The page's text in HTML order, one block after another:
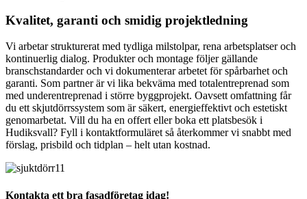
Kvalitet, garanti och smidig projektledning
Vi arbetar strukturerat med tydliga milstolpar, rena arbetsplatser och
kontinuerlig dialog. Produkter och montage följer gällande
branschstandarder och vi dokumenterar arbetet för spårbarhet och
garanti. Som partner är vi lika bekväma med totalentreprenad som
med underentreprenad i större byggprojekt. Oavsett omfattning får
du ett skjutdörrssystem som är säkert, energieffektivt och estetiskt
genomarbetat. Vill du ha en offert eller boka ett platsbesök i
Hudiksvall? Fyll i kontaktformuläret så återkommer vi snabbt med
förslag, prisbild och tidplan – helt utan kostnad.
Kontakta ett bra fasadföretag idag!